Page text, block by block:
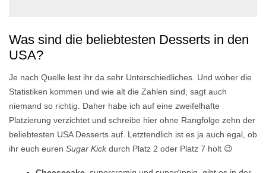
Was sind die beliebtesten Desserts in den
USA?
Je nach Quelle lest ihr da sehr Unterschiedliches. Und woher die
Statistiken kommen und wie alt die Zahlen sind, sagt auch
niemand so richtig. Daher habe ich auf eine zweifelhafte
Platzierung verzichtet und schreibe hier ohne Rangfolge zehn der
beliebtesten USA Desserts auf. Letztendlich ist es ja auch egal, ob
ihr euch euren Sugar Kickdurch Platz 2 oder Platz 7 holt 😉